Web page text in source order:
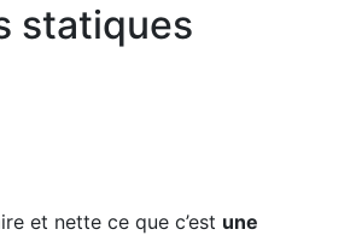
statiques
et nette ce que c’est une